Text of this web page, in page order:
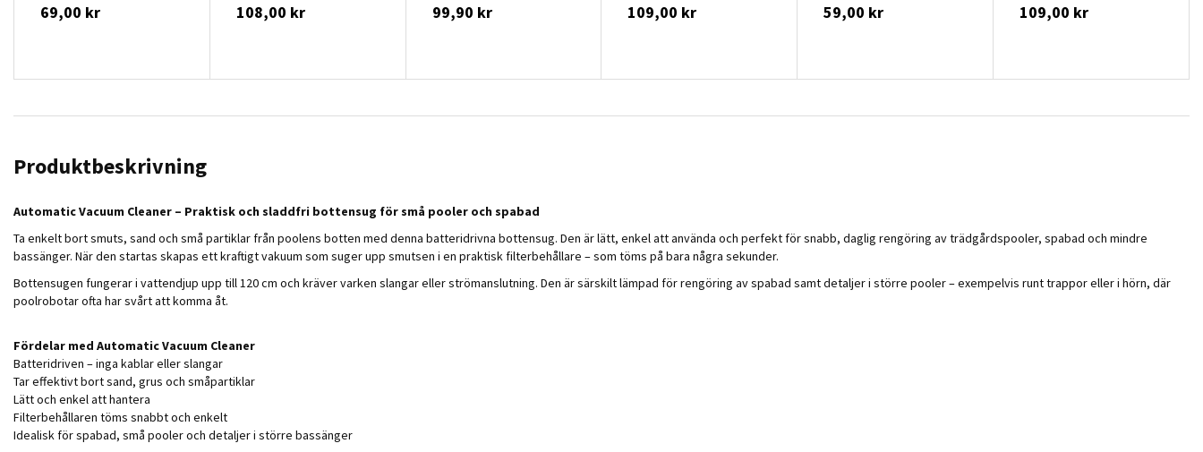
69,00 kr 108,00 kr 99,90 kr 109,00 kr 59,00 kr 109,00 kr
Produktbeskrivning
Automatic Vacuum Cleaner – Praktisk och sladdfri bottensug för små pooler och spabad
Ta enkelt bort smuts, sand och små partiklar från poolens botten med denna batteridrivna bottensug. Den är lätt, enkel att använda och perfekt för snabb, daglig rengöring av trädgårdspooler, spabad och mindre
bassänger. När den startas skapas ett kraftigt vakuum som suger upp smutsen i en praktisk filterbehållare – som töms på bara några sekunder.
Bottensugen fungerar i vattendjup upp till 120 cm och kräver varken slangar eller strömanslutning. Den är särskilt lämpad för rengöring av spabad samt detaljer i större pooler – exempelvis runt trappor eller i hörn, där
poolrobotar ofta har svårt att komma åt.
Fördelar med Automatic Vacuum Cleaner
Batteridriven – inga kablar eller slangar
Tar effektivt bort sand, grus och småpartiklar
Lätt och enkel att hantera
Filterbehållaren töms snabbt och enkelt
Idealisk för spabad, små pooler och detaljer i större bassänger